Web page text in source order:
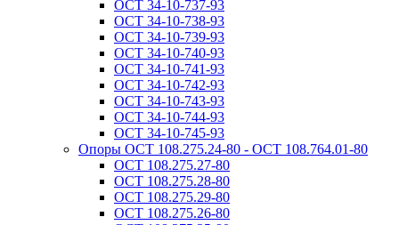
ОСТ 34-10-737-93
ОСТ 34-10-738-93
ОСТ 34-10-739-93
ОСТ 34-10-740-93
ОСТ 34-10-741-93
ОСТ 34-10-742-93
ОСТ 34-10-743-93
ОСТ 34-10-744-93
ОСТ 34-10-745-93
Опоры ОСТ 108.275.24-80 - ОСТ 108.764.01-80
ОСТ 108.275.27-80
ОСТ 108.275.28-80
ОСТ 108.275.29-80
ОСТ 108.275.26-80